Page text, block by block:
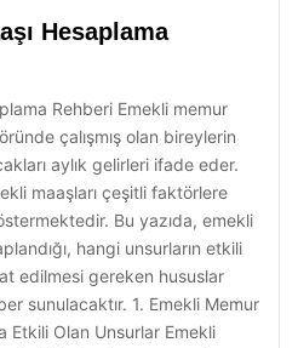
Hesaplama
Rehberi Emekli memur
çalışmış olan bireylerin
aylık gelirleri ifade eder.
maaşları çeşitli faktörlere
Bu yazıda, emekli
hangi unsurların etkili
edilmesi gereken hususlar
sunulacaktır. 1. Emekli Memur
Etkili Olan Unsurlar Emekli